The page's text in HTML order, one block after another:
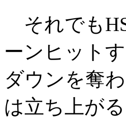
それでも
ーンヒット
ダウンを奪
は立ち上が